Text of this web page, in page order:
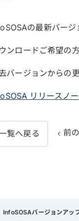
の最新バージ
ンロードご希望の
バージョンからの
リリースノ
覧へ戻る 前
InfoSOSAバージョンアッ